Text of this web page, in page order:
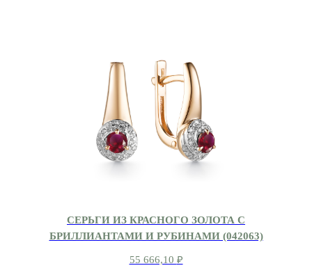
СЕРЬГИ ИЗ КРАСНОГО ЗОЛОТА С
БРИЛЛИАНТАМИ И РУБИНАМИ (042063)
55 666,10 ₽